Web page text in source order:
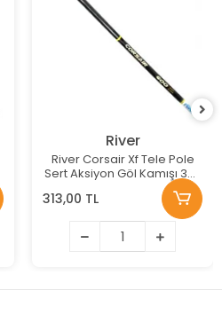
River
River Corsair Xf Tele Pole
Sert Aksiyon Göl Kamışı 300
313,00 TL